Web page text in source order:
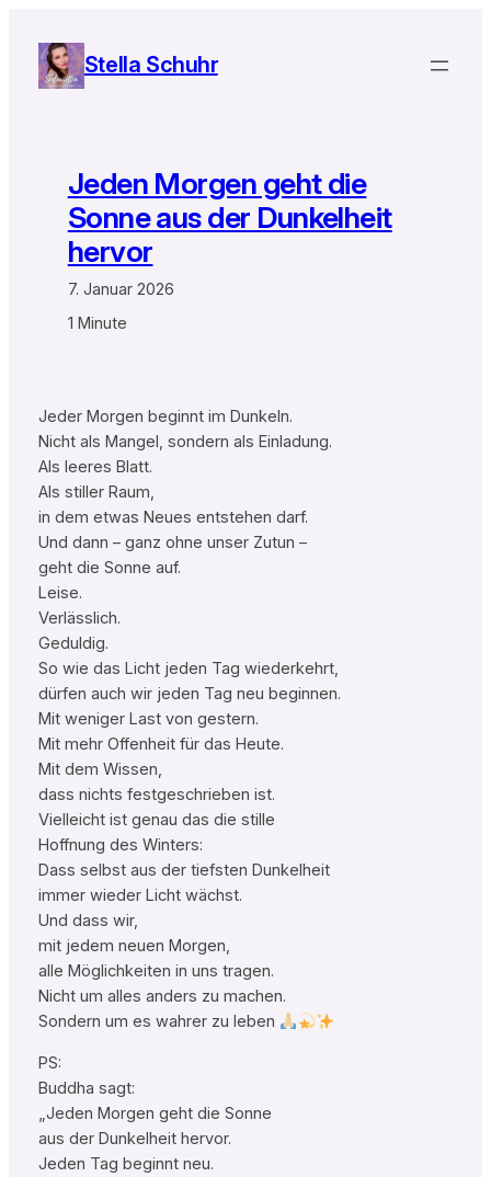
Inhalt
springen
Stella Schuhr
Jeden Morgen geht die
Sonne aus der Dunkelheit
hervor
7. Januar 2026
1 Minute
Jeder Morgen beginnt im Dunkeln.
Nicht als Mangel, sondern als Einladung.
Als leeres Blatt.
Als stiller Raum,
in dem etwas Neues entstehen darf.
Und dann – ganz ohne unser Zutun –
geht die Sonne auf.
Leise.
Verlässlich.
Geduldig.
So wie das Licht jeden Tag wiederkehrt,
dürfen auch wir jeden Tag neu beginnen.
Mit weniger Last von gestern.
Mit mehr Offenheit für das Heute.
Mit dem Wissen,
dass nichts festgeschrieben ist.
Vielleicht ist genau das die stille
Hoffnung des Winters:
Dass selbst aus der tiefsten Dunkelheit
immer wieder Licht wächst.
Und dass wir,
mit jedem neuen Morgen,
alle Möglichkeiten in uns tragen.
Nicht um alles anders zu machen.
Sondern um es wahrer zu leben
PS:
Buddha sagt:
„Jeden Morgen geht die Sonne
aus der Dunkelheit hervor.
Jeden Tag beginnt neu.